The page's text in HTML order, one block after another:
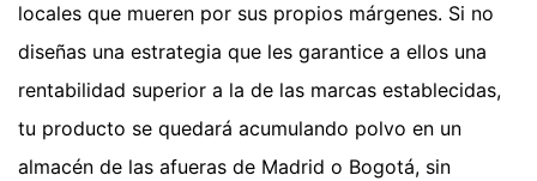
locales que mueren por sus propios márgenes. Si no
diseñas una estrategia que les garantice a ellos una
rentabilidad superior a la de las marcas establecidas,
tu producto se quedará acumulando polvo en un
almacén de las afueras de Madrid o Bogotá, sin